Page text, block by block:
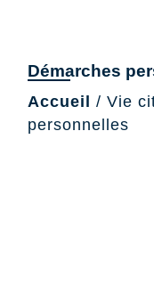
Démarches
Accueil / Vie
personnelles